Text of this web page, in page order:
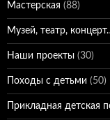
Мастерская (88)
Музей, театр,
Наши проекты (30)
Походы с детьми (50)
Прикладная детская